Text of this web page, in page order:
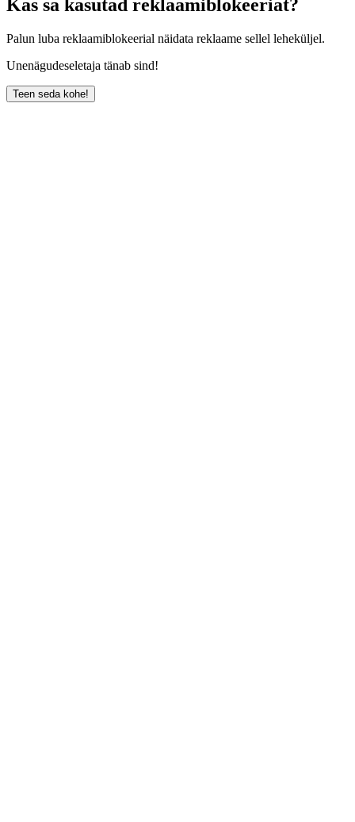
Kas sa kasutad reklaamiblokeeriat?
Palun luba reklaamiblokeerial näidata reklaame sellel leheküljel.
Unenägudeseletaja tänab sind!
Teen seda kohe!